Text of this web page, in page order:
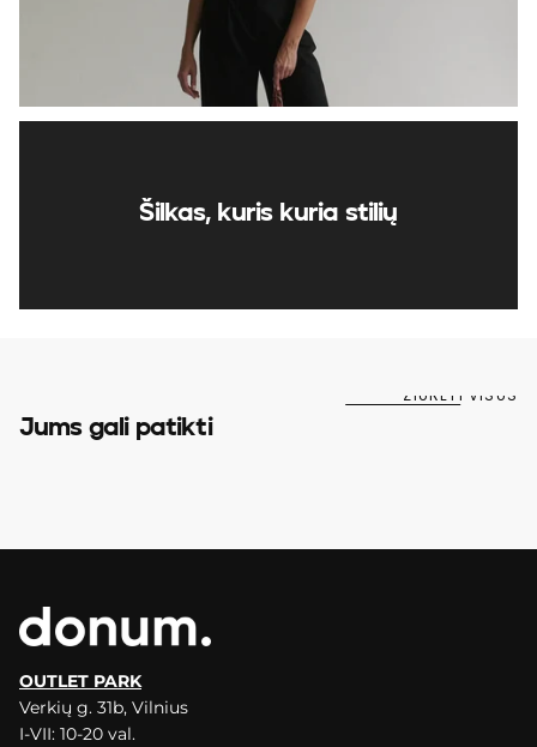
Šilkas, kuris kuria stilių
Jums gali patikti
ŽIŪRĖTI VISUS
OUTLET PARK
Verkių g. 31b, Vilnius
I-VII: 10-20 val.